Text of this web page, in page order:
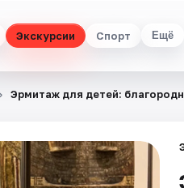
Экскурсии Спорт Ещё
Эрмитаж для детей: